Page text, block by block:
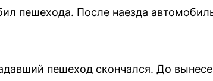
пешехода. После наезда
пешеход скончался. До